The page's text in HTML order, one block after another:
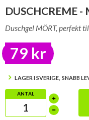
DUSCHCREME -
Duschgel MÖRT, perfekt
79 kr
LAGER I SVERIGE, SNABB
ANTAL